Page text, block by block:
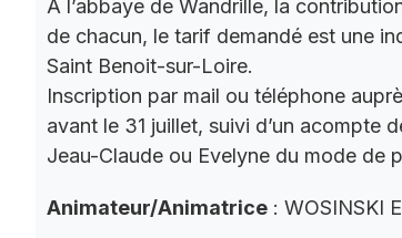
A l’abbaye de Wandrille, la
de chacun, le tarif demandé est une
Saint Benoit-sur-Loire.
Inscription par mail ou téléphone
avant le 31 juillet, suivi d’un acompte
Jeau-Claude ou Evelyne du mode de
Animateur/Animatrice : WOSINSKI